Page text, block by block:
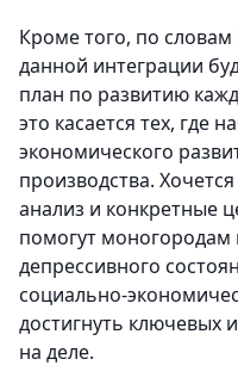
Кроме того, по
данной интеграции
план по развитию
это касается тех, где
экономического
производства.
анализ и конкретные
помогут моногородам
депрессивного
социально-
достигнуть ключевых
на деле.